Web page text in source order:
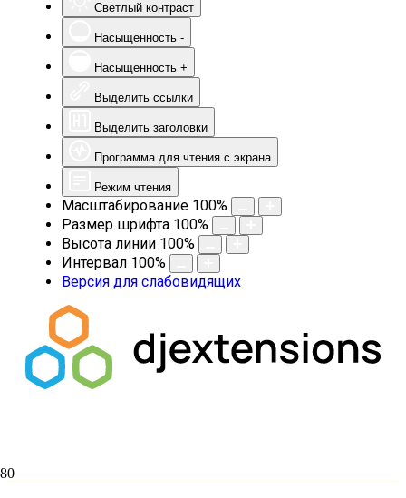
Светлый контраст
Насыщенность -
Насыщенность +
Выделить ссылки
Выделить заголовки
Программа для чтения с экрана
Режим чтения
Масштабирование 100%
Размер шрифта 100%
Высота линии 100%
Интервал 100%
Версия для слабовидящих